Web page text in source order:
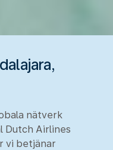
nätverk
Dutch Airlines
vi betjänar